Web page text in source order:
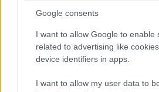
Google consents
I want to allow Google to enable
related to advertising like
device identifiers in apps.
I want to allow my user data to
2023. május 31. 11:27
Megszólalt egy szemtanú, aki